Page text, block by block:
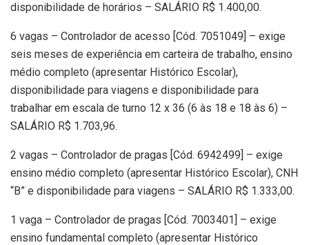
disponibilidade de horários – SALÁRIO R$ 1.400,00.
6 vagas – Controlador de acesso [Cód. 7051049] – exige
seis meses de experiência em carteira de trabalho, ensino
médio completo (apresentar Histórico Escolar),
disponibilidade para viagens e disponibilidade para
trabalhar em escala de turno 12 x 36 (6 às 18 e 18 às 6) –
SALÁRIO R$ 1.703,96.
2 vagas – Controlador de pragas [Cód. 6942499] – exige
ensino médio completo (apresentar Histórico Escolar), CNH
“B” e disponibilidade para viagens – SALÁRIO R$ 1.333,00.
1 vaga – Controlador de pragas [Cód. 7003401] – exige
ensino fundamental completo (apresentar Histórico